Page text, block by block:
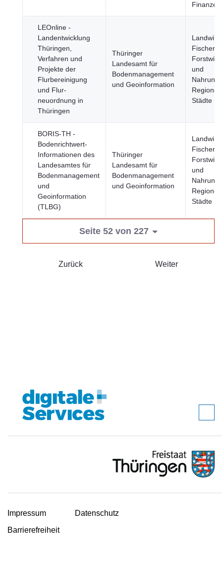
Finanzen
LEOnline -
Landentwicklung
Thüringen,
Verfahren und
Projekte der
Flurbereinigung
und Flur­
neuordnung in
Thüringen
Thüringer
Landesamt für
Bodenmanagement
und Geoinformation
Fischerei,
und
Städte
BORIS-TH -
Bodenrichtwert-
Informationen des
Landesamtes für
Bodenmanagement
und
Geoinformation
(TLBG)
Thüringer
Landesamt für
Bodenmanagement
und Geoinformation
Fischerei,
und
Städte
Seite 52 von 227
Zurück Weiter
Impressum
Datenschutz
Barrierefreiheit